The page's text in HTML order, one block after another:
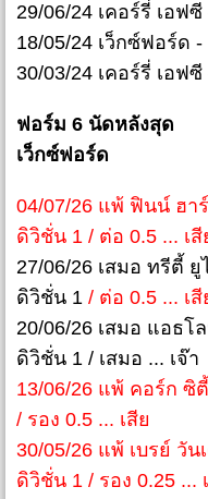
29/06/24 เคอร์รี่ เอฟ
18/05/24 เว็กซ์ฟอร์ด
30/03/24 เคอร์รี่ เอฟ
ฟอร์ม 6 นัดหลังสุด
เว็กซ์ฟอร์ด
04/07/26 แพ้ ฟินน์ ฮา
ดิวิชั่น 1 / ต่อ 0.5 ... เสี
27/06/26 เสมอ ทรีตี้
ดิวิชั่น 1 / ต่อ 0.5 ... เสี
20/06/26 เสมอ แอธโ
ดิวิชั่น 1 / เสมอ ... เจ๊า
13/06/26 แพ้ คอร์ก ซิ
/ รอง 0.5 ... เสีย
30/05/26 แพ้ เบรย์ วัน
ดิวิชั่น 1 / รอง 0.25 ...